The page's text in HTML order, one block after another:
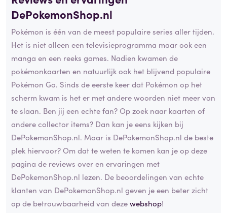
DePokemonShop.nl
Pokémon is één van de meest populaire series aller tijden.
Het is niet alleen een televisieprogramma maar ook een
manga en een reeks games. Nadien kwamen de
pokémonkaarten en natuurlijk ook het blijvend populaire
Pokémon Go. Sinds de eerste keer dat Pokémon op het
scherm kwam is het er met andere woorden niet meer van
te slaan. Ben jij een echte fan? Op zoek naar kaarten of
andere collector items? Dan kan je eens kijken bij
DePokemonShop.nl. Maar is DePokemonShop.nl de beste
plek hiervoor? Om dat te weten te komen kan je op deze
pagina de reviews over en ervaringen met
DePokemonShop.nl lezen. De beoordelingen van echte
klanten van DePokemonShop.nl geven je een beter zicht
op de betrouwbaarheid van dezewebshop!